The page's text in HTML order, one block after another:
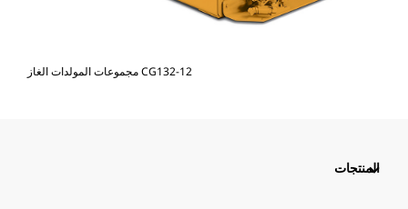
مجموعات المولدات الغاز CG132-12
المنتجات